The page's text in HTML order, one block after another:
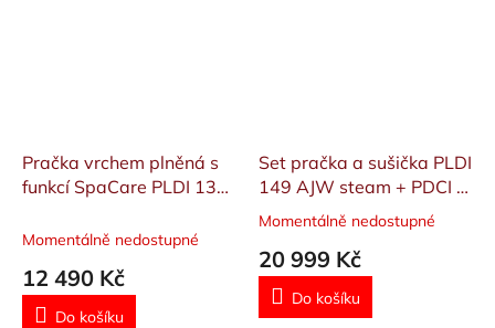
Pračka vrchem plněná s
funkcí SpaCare PLDI 138
Momentálně nedostupné
12 490 Kč
Do košíku
Set pračka a sušička PLDI
149 AJW steam + PDCI 9
AJW
Průměrné
produktu
5,0
Momentálně nedostupné
20 999 Kč
Do košíku